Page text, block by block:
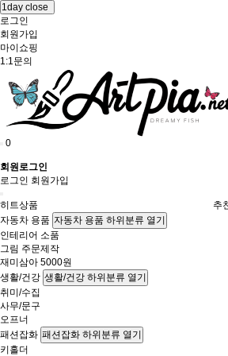
1day close
로그인
회원가입
마이쇼핑
1:1문의
0
회원로그인
로그인 회원가입
히트상품 추
자동차 용품 자동차 용품 하위분류 열기
인테리어 소품
그림 주문제작
재미삼아 5000원
생활/건강 생활/건강 하위분류 열기
취미/수집
사무/문구
오프너
패션잡화 패션잡화 하위분류 열기
키홀더